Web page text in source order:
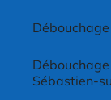
Sébastien-